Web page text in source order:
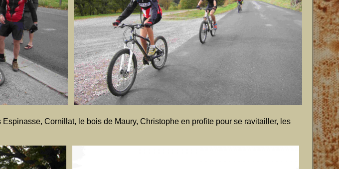
Cornillat, le bois de Maury, Christophe en profite pour se ravitailler, les